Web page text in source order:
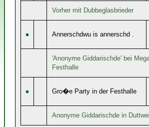
Vorher mit Dubbeglasbrieder
Annerschdwu is annerschd .
'Anonyme Giddarischde' bei
Festhalle
Gro�e Party in der Festhalle
Anonyme Giddarischde in